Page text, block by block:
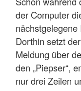
der Computer
Dorthin setzt
Meldung über
den „Piepser“,
nur drei Zeilen